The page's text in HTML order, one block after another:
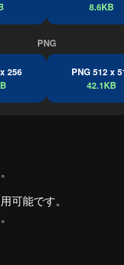
8.6KB
PNG
256
PNG 512 x
42.1KB
可能です。